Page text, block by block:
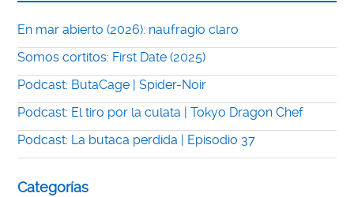
En mar abierto (2026): naufragio claro
Somos cortitos: First Date (2025)
Podcast: ButaCage | Spider-Noir
Podcast: El tiro por la culata | Tokyo Dragon Chef
Podcast: La butaca perdida | Episodio 37
Categorías